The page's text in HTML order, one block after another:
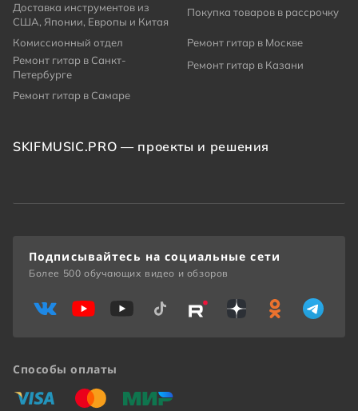
Доставка инструментов из
США, Японии, Европы и Китая
Покупка товаров в рассрочку
Комиссионный отдел
Ремонт гитар в Москве
Ремонт гитар в Санкт-
Петербурге
Ремонт гитар в Казани
Ремонт гитар в Самаре
SKIFMUSIC.PRO — проекты и решения
Способы оплаты
«Виза» «Мастеркард»
«Мир»
Подписывайтесь на социальные сети
Более 500 обучающих видео и обзоров